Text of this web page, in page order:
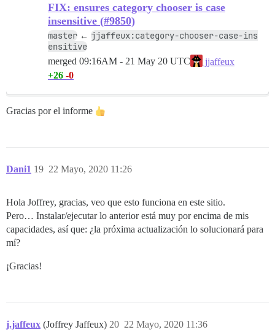
FIX: ensures category chooser is case
insensitive (#9850)
master ← jjaffeux:category-chooser-case-ins
ensitive
merged 09:16AM - 21 May 20 UTC
jjaffeux
+26 -0
Gracias por el informe
Dani1 22 Mayo, 2020 11:26
19
Hola Joffrey, gracias, veo que esto funciona en este sitio.
Pero… Instalar/ejecutar lo anterior está muy por encima de mis
capacidades, así que: ¿la próxima actualización lo solucionará para
mí?
¡Gracias!
j.jaffeux (Joffrey Jaffeux) 22 Mayo, 2020 11:36
20